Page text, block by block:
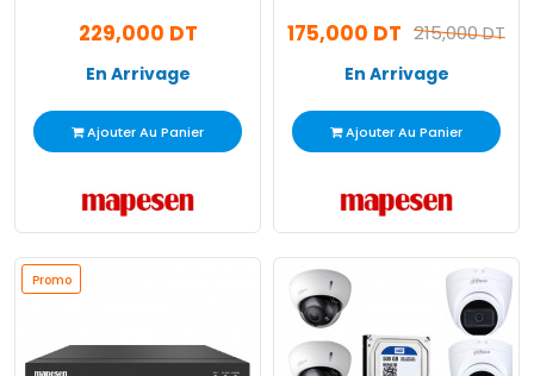
Canaux 5MP Noir
229,000 DT
En Arrivage
Ajouter Au Panier
Canaux 2MP Noir
215,000 DT
175,000 DT
En Arrivage
Ajouter Au Panier
Promo